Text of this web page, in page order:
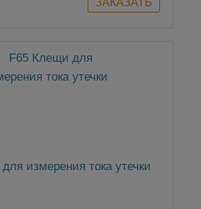
измерения тока утечки